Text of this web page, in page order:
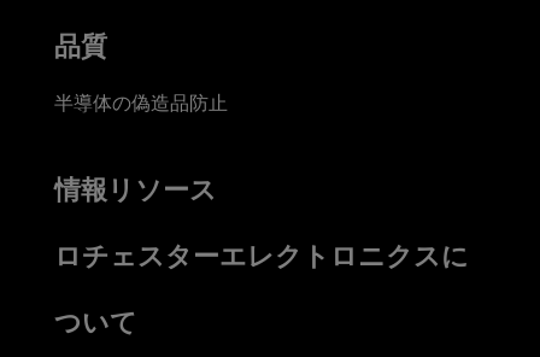
品質
半導体の偽造品防止
情報リソース
ロチェスターエレクトロニクスに
ついて